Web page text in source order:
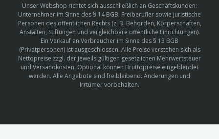
Unser Webshop richtet sich ausschließlich an Geschäftskunden:
Unternehmer im Sinne des § 14 BGB, Freiberufler sowie juristische
Personen des öffentlichen Rechts (z. B. Behörden, Körperschaften,
Anstalten, Stiftungen und vergleichbare öffentliche Einrichtungen).
Ein Verkauf an Verbraucher im Sinne des § 13 BGB
(Privatpersonen) ist ausgeschlossen. Alle Preise verstehen sich als
Nettopreise zzgl. der jeweils gültigen gesetzlichen Mehrwertsteuer
und Versandkosten. Optional können Bruttopreise eingeblendet
werden. Alle Angebote sind freibleibend. Änderungen und
Irrtümer vorbehalten.